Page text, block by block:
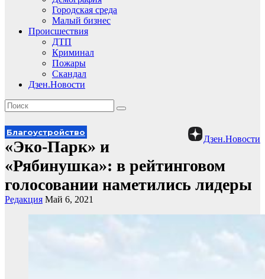
Городская среда
Малый бизнес
Происшествия
ДТП
Криминал
Пожары
Скандал
Дзен.Новости
Дзен.Новости
Благоустройство
«Эко-Парк» и
«Рябинушка»: в рейтинговом
голосовании наметились лидеры
Редакция Май 6, 2021